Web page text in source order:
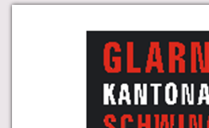
Eidgenössische Schwing-
Glarnerland+